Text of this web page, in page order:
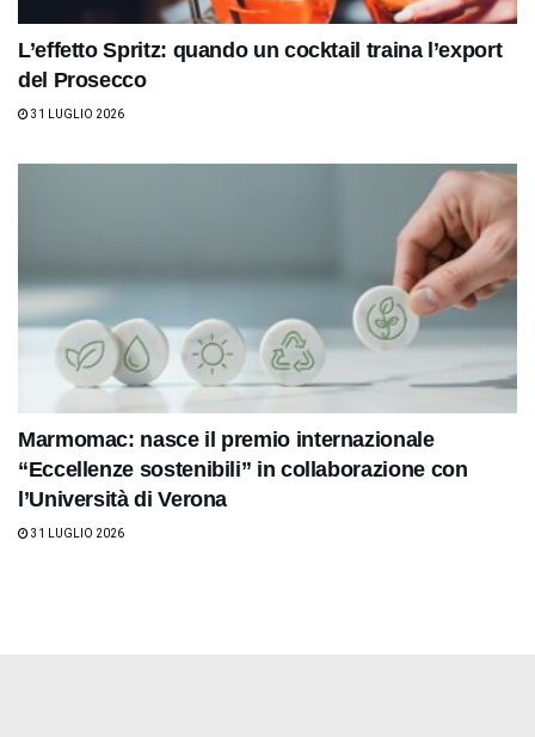
L’effetto Spritz: quando un cocktail traina l’export
del Prosecco
31 LUGLIO 2026
Marmomac: nasce il premio internazionale
“Eccellenze sostenibili” in collaborazione con
l’Università di Verona
31 LUGLIO 2026